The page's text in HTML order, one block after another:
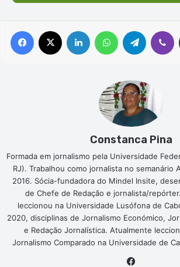
Facebook Linkedin WhatsAppTelegram
Constanca Pina
Formada em jornalismo pela Universidade
RJ). Trabalhou como jornalista no semanário
2016. Sócia-fundadora do Mindel Insite,
de Chefe de Redação e jornalista/
leccionou na Universidade Lusófona de
2020, disciplinas de Jornalismo Económico,
e Redação Jornalística. Atualmente
Jornalismo Comparado na Universidade de